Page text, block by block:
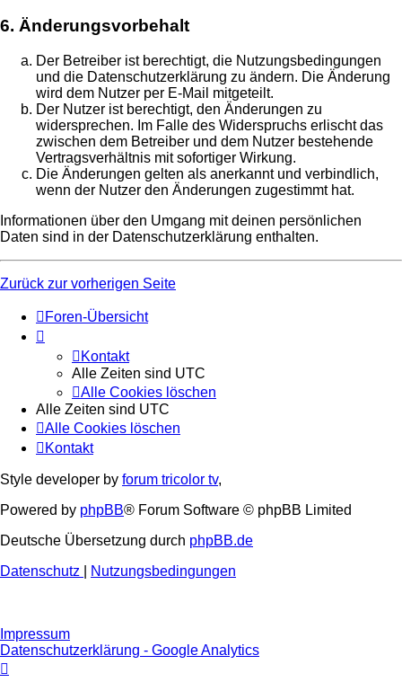
6. Änderungsvorbehalt
Der Betreiber ist berechtigt, die Nutzungsbedingungen
und die Datenschutzerklärung zu ändern. Die Änderung
wird dem Nutzer per E-Mail mitgeteilt.
Der Nutzer ist berechtigt, den Änderungen zu
widersprechen. Im Falle des Widerspruchs erlischt das
zwischen dem Betreiber und dem Nutzer bestehende
Vertragsverhältnis mit sofortiger Wirkung.
Die Änderungen gelten als anerkannt und verbindlich,
wenn der Nutzer den Änderungen zugestimmt hat.
Informationen über den Umgang mit deinen persönlichen
Daten sind in der Datenschutzerklärung enthalten.
Zurück zur vorherigen Seite
Foren-Übersicht
Kontakt
Alle Zeiten sind UTC
Alle Cookies löschen
Alle Zeiten sind UTC
Alle Cookies löschen
Kontakt
Style developer by forum tricolor tv,
Powered by phpBB® Forum Software © phpBB Limited
Deutsche Übersetzung durch phpBB.de
Datenschutz
Nutzungsbedingungen
Impressum
Datenschutzerklärung - Google Analytics